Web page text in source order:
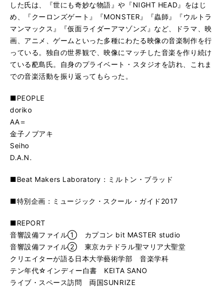
した氏は、『世にも奇妙な物語』や『NIGHT HEAD』をはじ
め、『クーロンズゲート』『MONSTER』『蟲師』『ウルトラ
マンマックス』『仮面ライダーアマゾンズ』など、ドラマ、映
画、アニメ、ゲームといった多種にわたる映像の音楽制作を行
っている。独自の世界観で、映像にマッチした音楽を作り続け
ている蓜島氏。自身のプライベート・スタジオを訪れ、これま
での音楽活動を振り返ってもらった。
■PEOPLE
doriko
AA＝
金子ノブアキ
Seiho
D.A.N.
■Beat Makers Laboratory：ミルトン・ブラッド
■特別企画：ミュージック・スクール・ガイド2017
■REPORT
音響設備ファイル① カプコン bit MASTER studio
音響設備ファイル② 東京カテドラル聖マリア大聖堂
クリエイターが語る日本大学藝術学部 音楽学科
テン年代☆インディー白書 KEITA SANO
ライブ・スペース訪問 両国SUNRIZE